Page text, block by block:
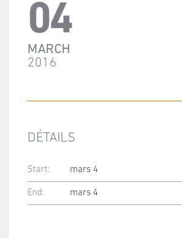
04
MARCH
2016
DÉTAILS
Start: mars 4
End: mars 4